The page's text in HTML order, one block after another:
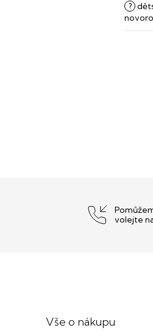
?
volejte
Vše o nákupu